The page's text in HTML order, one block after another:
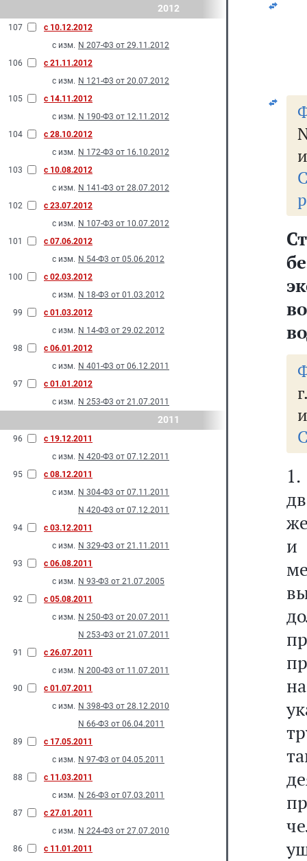
2012
107
с 10.12.2012
с изм. N 207-Ф3 от 29.11.2012
106
с 21.11.2012
с изм. N 121-Ф3 от 20.07.2012
105
с 14.11.2012
с изм. N 190-Ф3 от 12.11.2012
104
с 28.10.2012
с изм. N 172-Ф3 от 16.10.2012
103
с 10.08.2012
с изм. N 141-Ф3 от 28.07.2012
102
с 23.07.2012
с изм. N 107-Ф3 от 10.07.2012
101
с 07.06.2012
с изм. N 54-Ф3 от 05.06.2012
100
с 02.03.2012
с изм. N 18-Ф3 от 01.03.2012
99
с 01.03.2012
с изм. N 14-Ф3 от 29.02.2012
98
с 06.01.2012
с изм. N 401-Ф3 от 06.12.2011
97
с 01.01.2012
с изм. N 253-Ф3 от 21.07.2011
2011
96
с 19.12.2011
с изм. N 420-Ф3 от 07.12.2011
95
с 08.12.2011
с изм. N 304-Ф3 от 07.11.2011
N 420-Ф3 от 07.12.2011
94
с 03.12.2011
с изм. N 329-Ф3 от 21.11.2011
93
с 06.08.2011
с изм. N 93-Ф3 от 21.07.2005
92
с 05.08.2011
с изм. N 250-Ф3 от 20.07.2011
N 253-Ф3 от 21.07.2011
91
с 26.07.2011
с изм. N 200-Ф3 от 11.07.2011
90
с 01.07.2011
с изм. N 398-Ф3 от 28.12.2010
N 66-Ф3 от 06.04.2011
89
с 17.05.2011
с изм. N 97-Ф3 от 04.05.2011
88
с 11.03.2011
с изм. N 26-Ф3 от 07.03.2011
87
с 27.01.2011
с изм. N 224-Ф3 от 27.07.2010
86
с 11.01.2011
и